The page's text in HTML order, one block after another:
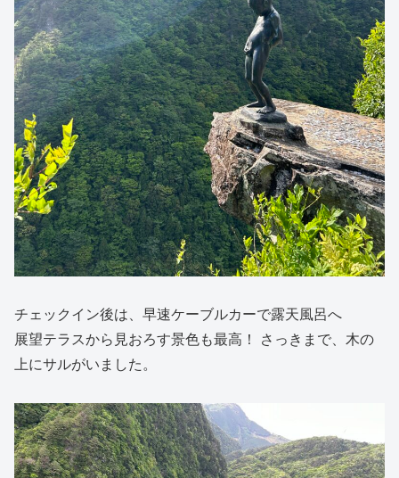
チェックイン後は、早速ケーブルカーで露天風呂へ
展望テラスから見おろす景色も最高！ さっきまで、木の
上にサルがいました。